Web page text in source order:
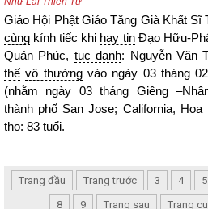
Giáo Hội Phật Giáo Tăng Già Khất Sĩ
cùng kính tiếc khi hay tinĐạo Hữu-
Quán Phúc, tục danh: Nguyễn Văn
thế vô thườngvào ngày 03 tháng
(nhằm ngày 03 tháng Giêng
thành phố San Jose; California,
thọ: 83 tuổi.
Trang đầu Trang trước 3 4 5
8
9 Trang sau Trang